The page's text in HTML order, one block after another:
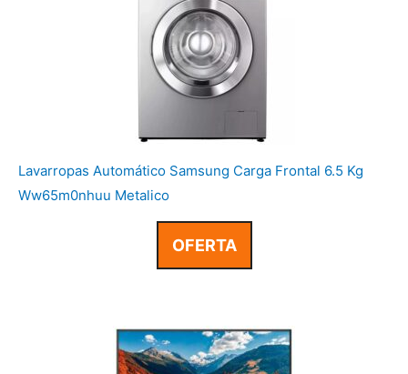
Lavarropas Automático Samsung Carga Frontal 6.5 Kg
Ww65m0nhuu Metalico
OFERTA